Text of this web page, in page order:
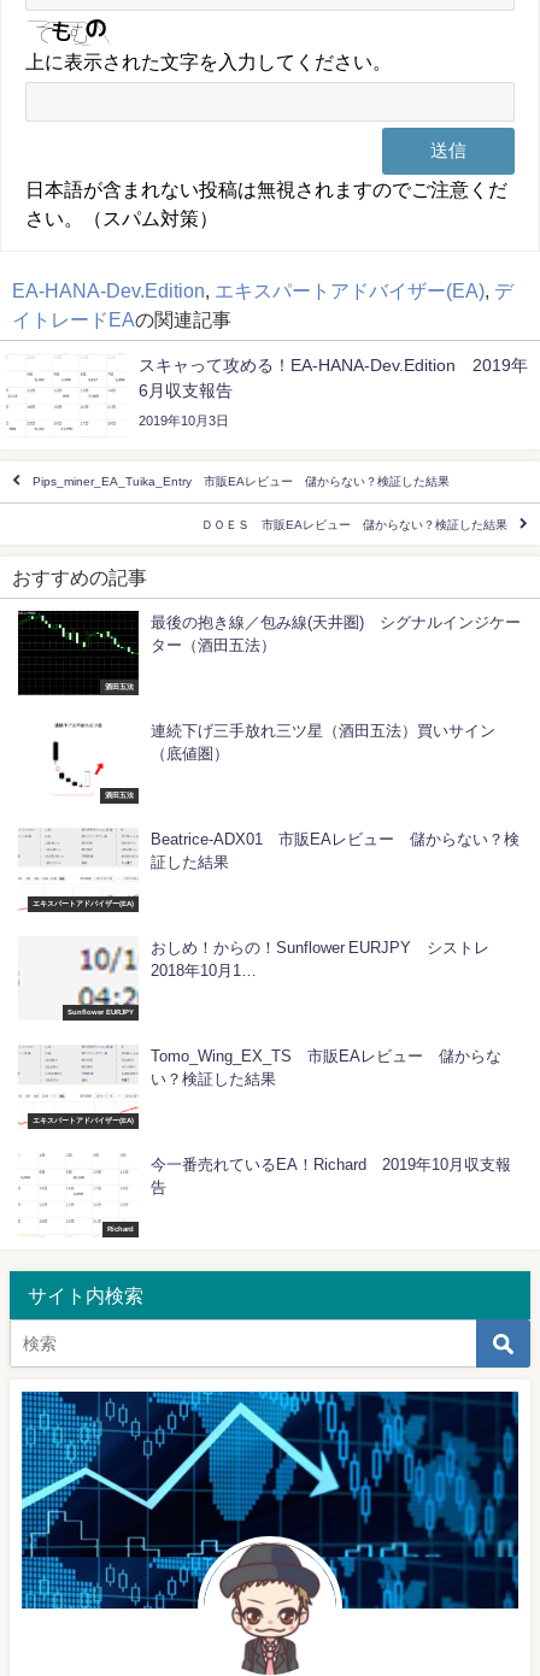
上に表示された文字を入力してください。
日本語が含まれない投稿は無視されますのでご注意くだ
さい。（スパム対策）
EA-HANA-Dev.Edition エキスパートアドバイザー(EA) デ
イトレードEAの関連記事
スキャって攻める！EA-HANA-Dev.Edition 2019年
6月収支報告
2019年10月3日
Pips_miner_EA_Tuika_Entry 市販EAレビュー 儲からない？検証した結果
ＤＯＥＳ 市販EAレビュー 儲からない？検証した結果
おすすめの記事
酒田五法
最後の抱き線／包み線(天井圏) シグナルインジケー
ター（酒田五法）
酒田五法
連続下げ三手放れ三ツ星（酒田五法）買いサイン
（底値圏）
エキスパートアドバイザー(EA)
Beatrice-ADX01 市販EAレビュー 儲からない？検
証した結果
Sunflower EURJPY
おしめ！からの！Sunflower EURJPY シストレ
2018年10月1…
エキスパートアドバイザー(EA)
Tomo_Wing_EX_TS 市販EAレビュー 儲からな
い？検証した結果
Richard
今一番売れているEA！Richard 2019年10月収支報
告
サイト内検索